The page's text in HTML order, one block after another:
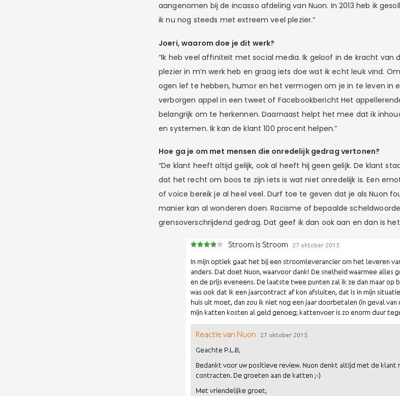
aangenomen bij de incasso afdeling van Nuon. In 2013 heb ik
ik nu nog steeds met extreem veel plezier.”
Joeri, waarom doe je dit werk?
“Ik heb veel affiniteit met social media. Ik geloof in de kracht van
plezier in m’n werk heb en graag iets doe wat ik echt leuk vind.
ogen lef te hebben, humor en het vermogen om je in te leven in
verborgen appel in een tweet of Facebookbericht Het
belangrijk om te herkennen. Daarnaast helpt het mee dat ik
en systemen. Ik kan de klant 100 procent helpen.”
Hoe ga je om met mensen die onredelijk gedrag vertonen?
“De klant heeft altijd gelijk, ook al heeft hij geen gelijk. De klant
dat het recht om boos te zijn iets is wat niet onredelijk is. Een
of voice bereik je al heel veel. Durf toe te geven dat je als Nuon
manier kan al wonderen doen. Racisme of bepaalde
grensoverschrijdend gedrag. Dat geef ik dan ook aan en dan is het